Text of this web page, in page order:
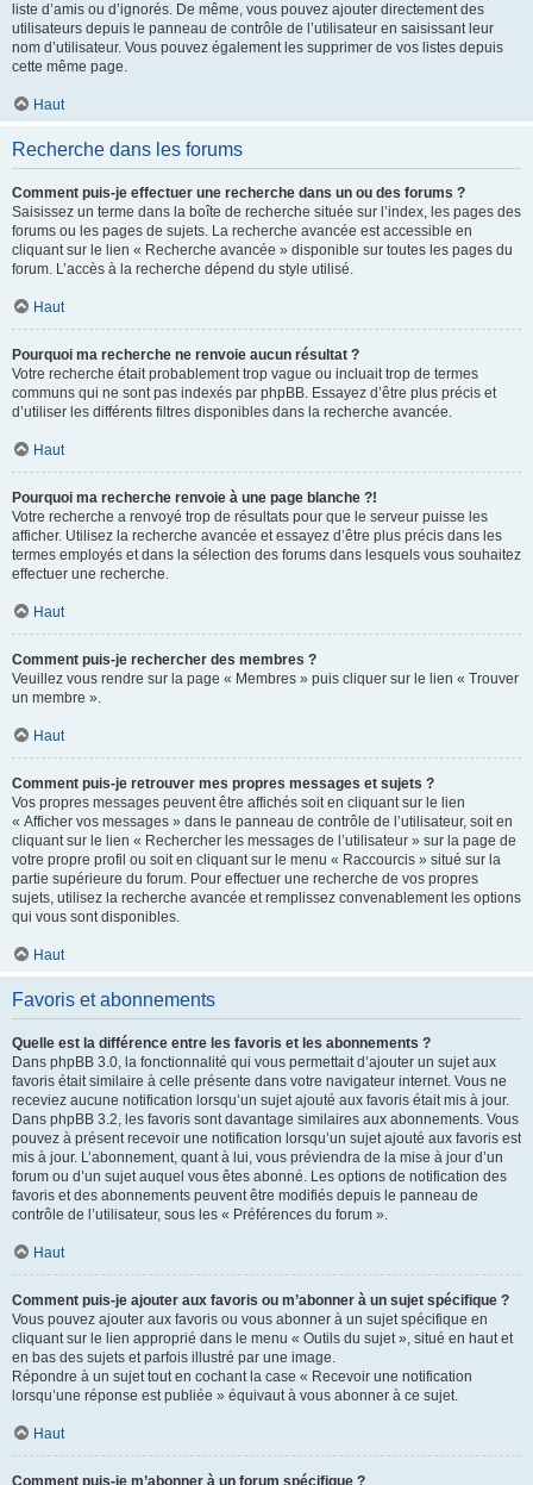
liste d’amis ou d’ignorés. De même, vous pouvez ajouter directement des
utilisateurs depuis le panneau de contrôle de l’utilisateur en saisissant leur
nom d’utilisateur. Vous pouvez également les supprimer de vos listes depuis
cette même page.
Haut
Recherche dans les forums
Comment puis-je effectuer une recherche dans un ou des forums ?
Saisissez un terme dans la boîte de recherche située sur l’index, les pages des
forums ou les pages de sujets. La recherche avancée est accessible en
cliquant sur le lien « Recherche avancée » disponible sur toutes les pages du
forum. L’accès à la recherche dépend du style utilisé.
Haut
Pourquoi ma recherche ne renvoie aucun résultat ?
Votre recherche était probablement trop vague ou incluait trop de termes
communs qui ne sont pas indexés par phpBB. Essayez d’être plus précis et
d’utiliser les différents filtres disponibles dans la recherche avancée.
Haut
Pourquoi ma recherche renvoie à une page blanche ?!
Votre recherche a renvoyé trop de résultats pour que le serveur puisse les
afficher. Utilisez la recherche avancée et essayez d’être plus précis dans les
termes employés et dans la sélection des forums dans lesquels vous souhaitez
effectuer une recherche.
Haut
Comment puis-je rechercher des membres ?
Veuillez vous rendre sur la page « Membres » puis cliquer sur le lien « Trouver
un membre ».
Haut
Comment puis-je retrouver mes propres messages et sujets ?
Vos propres messages peuvent être affichés soit en cliquant sur le lien
« Afficher vos messages » dans le panneau de contrôle de l’utilisateur, soit en
cliquant sur le lien « Rechercher les messages de l’utilisateur » sur la page de
votre propre profil ou soit en cliquant sur le menu « Raccourcis » situé sur la
partie supérieure du forum. Pour effectuer une recherche de vos propres
sujets, utilisez la recherche avancée et remplissez convenablement les options
qui vous sont disponibles.
Haut
Favoris et abonnements
Quelle est la différence entre les favoris et les abonnements ?
Dans phpBB 3.0, la fonctionnalité qui vous permettait d’ajouter un sujet aux
favoris était similaire à celle présente dans votre navigateur internet. Vous ne
receviez aucune notification lorsqu’un sujet ajouté aux favoris était mis à jour.
Dans phpBB 3.2, les favoris sont davantage similaires aux abonnements. Vous
pouvez à présent recevoir une notification lorsqu’un sujet ajouté aux favoris est
mis à jour. L’abonnement, quant à lui, vous préviendra de la mise à jour d’un
forum ou d’un sujet auquel vous êtes abonné. Les options de notification des
favoris et des abonnements peuvent être modifiés depuis le panneau de
contrôle de l’utilisateur, sous les « Préférences du forum ».
Haut
Comment puis-je ajouter aux favoris ou m’abonner à un sujet spécifique ?
Vous pouvez ajouter aux favoris ou vous abonner à un sujet spécifique en
cliquant sur le lien approprié dans le menu « Outils du sujet », situé en haut et
en bas des sujets et parfois illustré par une image.
Répondre à un sujet tout en cochant la case « Recevoir une notification
lorsqu’une réponse est publiée » équivaut à vous abonner à ce sujet.
Haut
Comment puis-je m’abonner à un forum spécifique ?